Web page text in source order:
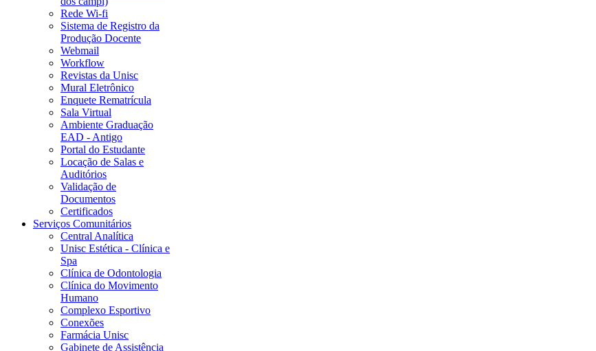
Rede Wi-fi
Sistema de Registro da
Produção Docente
Webmail
Workflow
Revistas da Unisc
Mural Eletrônico
Enquete Rematrícula
Sala Virtual
Ambiente Graduação
EAD - Antigo
Portal do Estudante
Locação de Salas e
Auditórios
Validação de
Documentos
Certificados
Serviços Comunitários
Central Analítica
Unisc Estética - Clínica e
Spa
Clínica de Odontologia
Clínica do Movimento
Humano
Complexo Esportivo
Conexões
Farmácia Unisc
Gabinete de Assistência